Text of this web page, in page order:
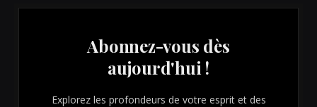
Abonnez-vous dès
aujourd'hui !
Explorez les profondeurs de votre esprit et des